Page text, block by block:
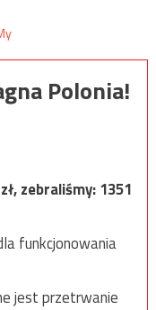
Polonia!
zł, zebraliśmy:1351
funkcjonowania
jest przetrwanie